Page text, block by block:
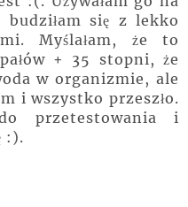
się z lekko
Myślałam, że to
+ 35 stopni, że
w organizmie, ale
i wszystko przeszło.
przetestowania i
:).